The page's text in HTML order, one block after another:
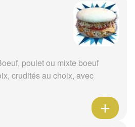
poulet ou mixte boeuf
crudités au choix, avec